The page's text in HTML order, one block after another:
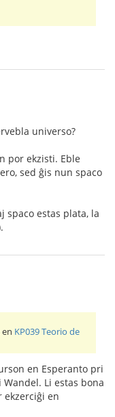
universo?
por ekzisti. Eble
sed ĝis nun spaco
spaco estas plata, la
KP039 Teorio de
en Esperanto pri
Li estas bona
ekzerciĝi en